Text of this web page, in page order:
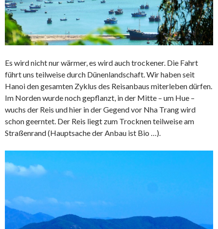
Es wird nicht nur wärmer, es wird auch trockener. Die Fahrt
führt uns teilweise durch Dünenlandschaft. Wir haben seit
Hanoi den gesamten Zyklus des Reisanbaus miterleben dürfen.
Im Norden wurde noch gepflanzt, in der Mitte – um Hue –
wuchs der Reis und hier in der Gegend vor Nha Trang wird
schon geerntet. Der Reis liegt zum Trocknen teilweise am
Straßenrand (Hauptsache der Anbau ist Bio …).